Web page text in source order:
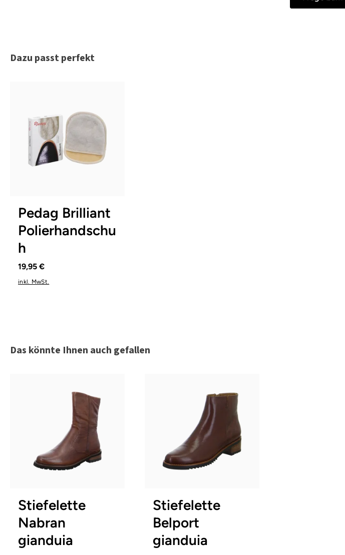
Produktgalerie überspringen
Dazu passt perfekt
Pedag Brilliant
Polierhandschu
h
19,95 €
inkl. MwSt.
Produktgalerie überspringen
Das könnte Ihnen auch gefallen
Farben schwarz
Stiefelette
Nabran
gianduia
Farben braunschwarz
Stiefelette
Belport
gianduia